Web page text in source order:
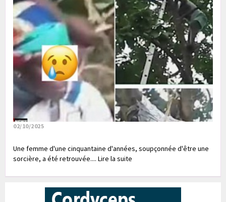
02/10/2025
Une femme d'une cinquantaine d'années, soupçonnée d'être une
sorcière, a été retrouvée.... Lire la suite